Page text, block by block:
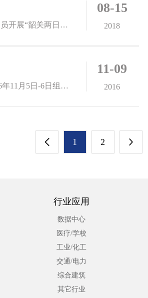
盛夏刚去，又遇初秋。2018年8月11-12日，公司工会组织会员开展“韶关两日游...
08-15
2018
为了鼓励先进积极分子，丰富员工的文化生活，工会于2016年11月5日-6日组织2...
11-09
2016
 1 2 
行业应用
数据中心
医疗/学校
工业/化工
交通/电力
综合建筑
其它行业